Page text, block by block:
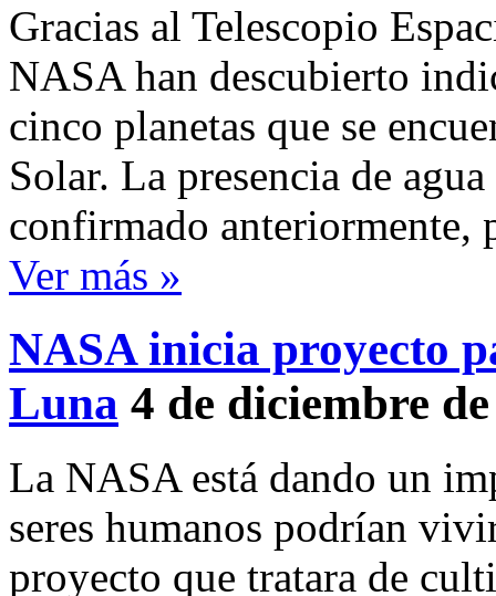
Gracias al Telescopio
NASA han descubierto
cinco planetas que se
Solar. La presencia de
confirmado
Ver más »
NASA inicia proyecto
Luna 4 de diciembre
La NASA está dando un
seres humanos podrían
proyecto que tratara de